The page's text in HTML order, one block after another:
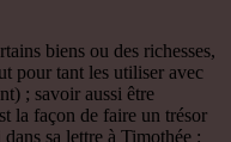
biens ou des richesses,
pour tant les utiliser avec
; savoir aussi être
la façon de faire un trésor
sa lettre à Timothée :